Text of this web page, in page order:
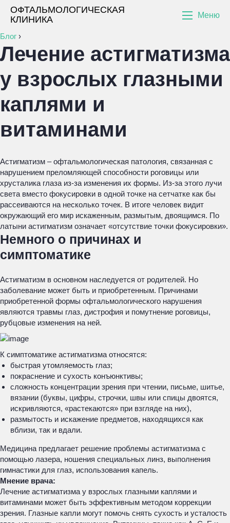
ОФТАЛЬМОЛОГИЧЕСКАЯ
КЛИНИКА
Меню
Блог ›
Лечение астигматизма
у взрослых глазными
каплями и
витаминами
Астигматизм – офтальмологическая патология, связанная с
нарушением преломляющей способности роговицы или
хрусталика глаза из-за изменения их формы. Из-за этого лучи
света вместо фокусировки в одной точке на сетчатке как бы
рассеиваются на несколько точек. В итоге человек видит
окружающий его мир искаженным, размытым, двоящимся. По
латыни астигматизм означает «отсутствие точки фокусировки».
Немного о причинах и
симптоматике
Астигматизм в основном наследуется от родителей. Но
заболевание может быть и приобретенным. Причинами
приобретенной формы офтальмологического нарушения
являются травмы глаз, дистрофия и помутнение роговицы,
рубцовые изменения на ней.
К симптоматике астигматизма относятся:
быстрая утомляемость глаз;
покраснение и сухость конъюнктивы;
сложность концентрации зрения при чтении, письме, шитье,
вязании (буквы, цифры, строчки, швы или спицы двоятся,
искривляются, «растекаются» при взгляде на них),
размытость и искажение предметов, находящихся как
вблизи, так и вдали.
Медицина предлагает решение проблемы астигматизма с
помощью лазера, ношения специальных линз, выполнения
гимнастики для глаз, использования капель.
Мнение врача:
Лечение астигматизма у взрослых глазными каплями и
витаминами может быть эффективным методом коррекции
зрения. Глазные капли могут помочь снять сухость и усталость